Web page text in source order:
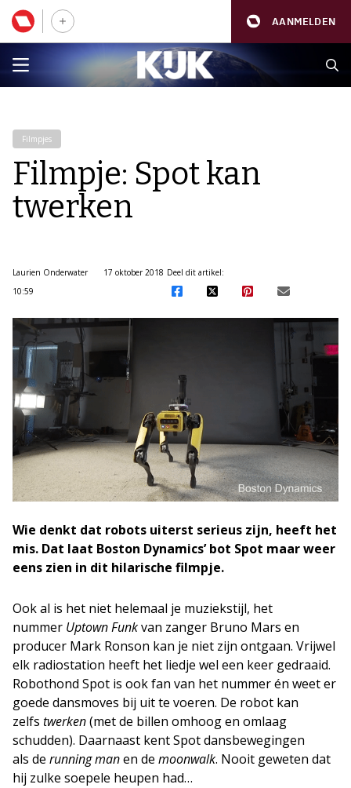
AANMELDEN
Filmpjes
Filmpje: Spot kan
twerken
Laurien Onderwater
17 oktober 2018
10:59
Deel dit artikel:
Wie denkt dat robots uiterst serieus zijn, heeft het
mis. Dat laat Boston Dynamics’ bot Spot maar weer
eens zien in dit hilarische filmpje.
Ook al is het niet helemaal je muziekstijl, het
nummer Uptown Funkvan zanger Bruno Mars en
producer Mark Ronson kan je niet zijn ontgaan. Vrijwel
elk radiostation heeft het liedje wel een keer gedraaid.
Robothond Spot is ook fan van het nummer én weet er
goede dansmoves bij uit te voeren. De robot kan
zelfs twerken(met de billen omhoog en omlaag
schudden). Daarnaast kent Spot dansbewegingen
als de running manen de moonwalk. Nooit geweten dat
hij zulke soepele heupen had…